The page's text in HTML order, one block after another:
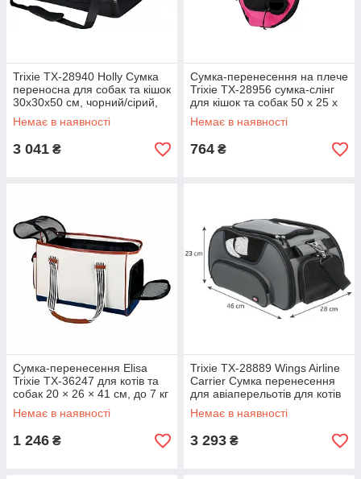
Trixie TX-28940 Holly Сумка
переносна для собак та кішок
30х30х50 см, чорний/сірий,
до: 15 кг
Немає в наявності
3 041 ₴
Сумка-перенесення на плече
Trixie TX-28956 сумка-слінг
для кішок та собак 50 x 25 x
18 cм, рожевий/чорний до 5
кг
Немає в наявності
764 ₴
Сумка-перенесення Elisa
Trixie TX-36247 для котів та
собак 20 × 26 × 41 см, до 7 кг
Немає в наявності
1 246 ₴
Trixie TX-28889 Wings Airline
Carrier Сумка перенесення
для авіаперельотів для котів
та собак до 20 кг 28×23×46
см
Немає в наявності
3 293 ₴